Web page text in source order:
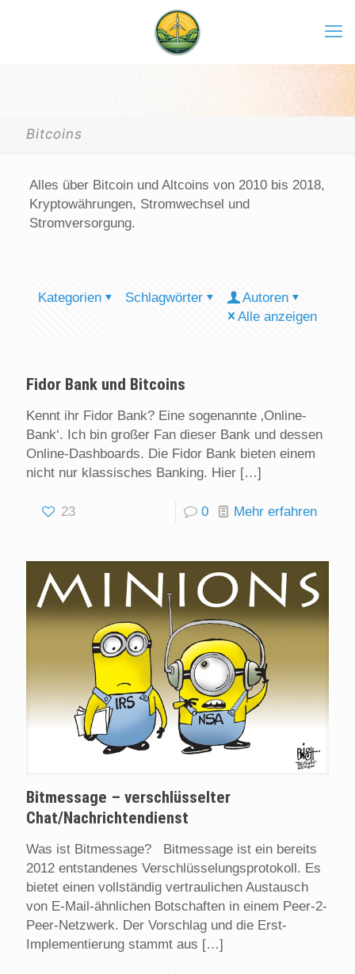
Bitcoins
Alles über Bitcoin und Altcoins von 2010 bis 2018,
Kryptowährungen, Stromwechsel und
Stromversorgung.
Kategorien Schlagwörter
Autoren
Alle anzeigen
Fidor Bank und Bitcoins
Kennt ihr Fidor Bank? Eine sogenannte ‚Online-
Bank‘. Ich bin großer Fan dieser Bank und dessen
Online-Dashboards. Die Fidor Bank bieten einem
nicht nur klassisches Banking. Hier […]
23 0 Mehr erfahren
Bitmessage – verschlüsselter
Chat/Nachrichtendienst
Was ist Bitmessage? Bitmessage ist ein bereits
2012 entstandenes Verschlüsselungsprotokoll. Es
bietet einen vollständig vertraulichen Austausch
von E-Mail-ähnlichen Botschaften in einem Peer-2-
Peer-Netzwerk. Der Vorschlag und die Erst-
Implementierung stammt aus […]